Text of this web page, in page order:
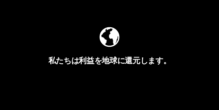
私たちは利益を地球に還元します。